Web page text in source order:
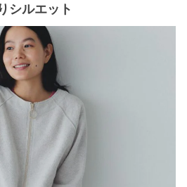
シルエット